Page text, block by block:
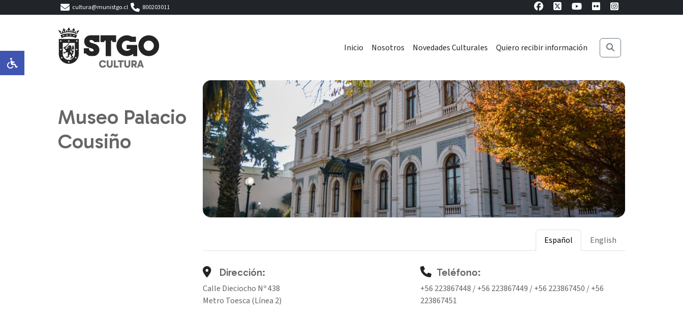
cultura@munistgo.cl 800203011
Inicio Nosotros Novedades Culturales Quiero recibir información
Museo Palacio
Cousiño
Español English
Dirección:
Calle Dieciocho Nº 438
Metro Toesca (Línea 2)
Teléfono:
+56 223867448 / +56 223867449 / +56 223867450 / +56
223867451